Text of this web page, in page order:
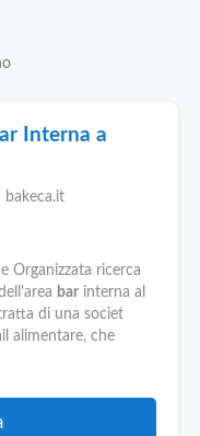
Interna a
bakeca.it
Organizzata ricerca
bar interna al
di una societ
alimentare, che